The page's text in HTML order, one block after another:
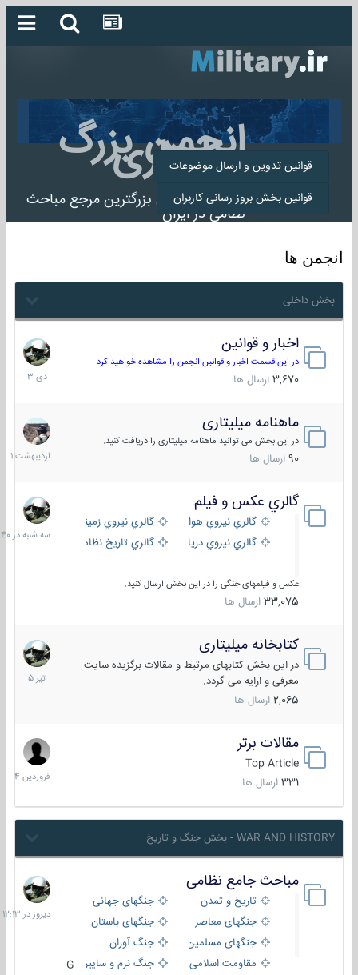
انجمن بزرگ
میلیتاری
انجمن میلیتاری بزرگترین مرجع مباحث
نظامی در ایران
قوانین تدوین و ارسال موضوعات
قوانین بخش بروز رسانی کاربران
انجمن ها
بخش داخلی
اخبار و قوانین
در این قسمت اخبار و قوانین انجمن را مشاهده خواهید کرد
3,670 ارسال ها
22
دی
1403
ماهنامه میلیتاری
در این بخش می توانید ماهنامه میلیتاری را دریافت کنید.
90 ارسال ها
30
1401
گالري عكس و فيلم
گالري نيروي هوايي
گالري نيروي زميني
گالري نيروي دريايي
گالري تاریخ نظامی
عکس و فیلمهای جنگی را در این بخش ارسال کنید.
33,075 ارسال ها
سه
شنبه
در
کتابخانه میلیتاری
در این بخش کتابهای مرتبط و مقالات برگزیده سایت
معرفی و ارایه می گردد.
2,065 ارسال ها
16
تیر
1405
مقالات برتر
Top Article
331 ارسال ها
29
فروردین
1404
WAR AND HISTORY - بخش جنگ و تاریخ
مباحث جامع نظامی
تاریخ و تمدن
جنگهای جهانی
جنگهای معاصر
جنگهای باستان
جنگهای مسلمین
جنگ آوران
مقاومت اسلامی
جنگ نرم و سایبری
دیروز
در
12:13